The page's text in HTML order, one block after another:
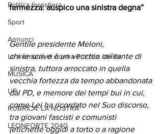
Politica forestiera
Sport
Annunci
Le memorie di donna Prizzita. Un ro
MUSICA
UP
RUBRICA: LA NOSTRA
LEONFORTE 2040
fermezza: auspico una sinistra degna”
Gentile presidente Meloni,
chi le scrive è un vecchio militante di
sinistra, tuttora arroccato in quella
vecchia fortezza da tempo abbandonata
dal PD, e memore dei tempi bui in cui,
come Lei ha ricordato nel Suo discorso,
tra giovani fascisti e comunisti
(etichette oggidì a torto o a ragione